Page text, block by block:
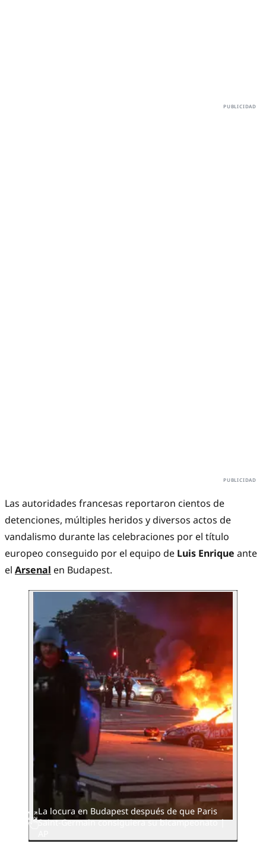
Las autoridades francesas reportaron cientos de
detenciones, múltiples heridos y diversos actos de
vandalismo durante las celebraciones por el título
europeo conseguido por el equipo de Luis Enrique ante
el Arsenal en Budapest.
La locura en Budapest después de que Paris
Saint-Germain consiguiera su bicampeonato |